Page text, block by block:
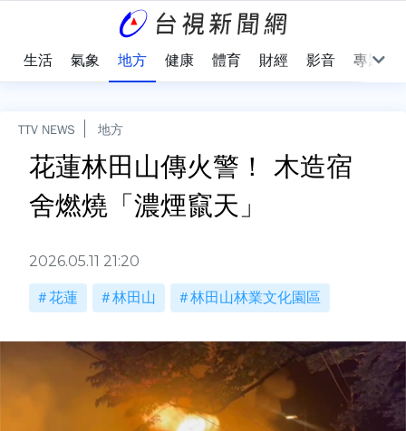
生活 氣象 地方 健康 體育 財經 影音 專題
TTV NEWS 地方
花蓮林田山傳火警！ 木造宿
舍燃燒「濃煙竄天」
2026.05.11 21:20
花蓮 林田山 林田山林業文化園區